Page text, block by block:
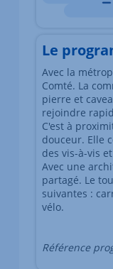
Le
Avec la
Comté. La
pierre et
rejoindre
C'est à
douceur. Elle
des vis-à-vis
Avec une
partagé. Le
suivantes :
vélo.
Référence